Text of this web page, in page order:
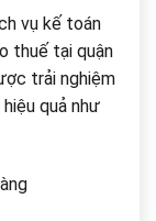
vụ kế toán
thuế tại quận
trải nghiệm
quả như